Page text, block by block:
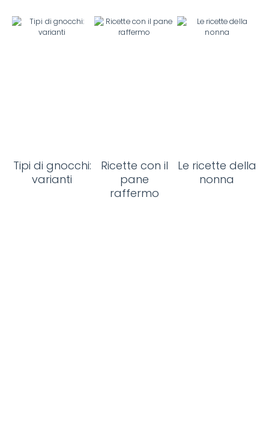
Tipi di gnocchi:
varianti
Ricette con il
pane
raffermo
Le ricette della
nonna